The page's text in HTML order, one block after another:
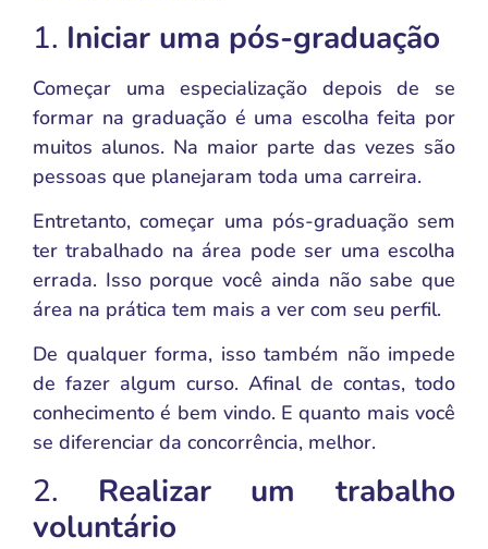
1. Iniciar uma pós-graduação
Começar uma especialização depois de se
formar na graduação é uma escolha feita por
muitos alunos. Na maior parte das vezes são
pessoas que planejaram toda uma carreira.
Entretanto, começar uma pós-graduação sem
ter trabalhado na área pode ser uma escolha
errada. Isso porque você ainda não sabe que
área na prática tem mais a ver com seu perfil.
De qualquer forma, isso também não impede
de fazer algum curso. Afinal de contas, todo
conhecimento é bem vindo. E quanto mais você
se diferenciar da concorrência, melhor.
2. Realizar um trabalho
voluntário